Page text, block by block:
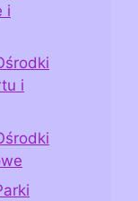
i
i